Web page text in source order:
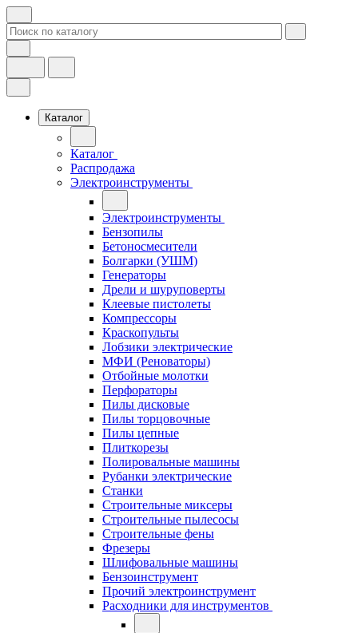
Каталог
Каталог
Распродажа
Электроинструменты
Электроинструменты
Бензопилы
Бетоносмесители
Болгарки (УШМ)
Генераторы
Дрели и шуруповерты
Клеевые пистолеты
Компрессоры
Краскопульты
Лобзики электрические
МФИ (Реноваторы)
Отбойные молотки
Перфораторы
Пилы дисковые
Пилы торцовочные
Пилы цепные
Плиткорезы
Полировальные машины
Рубанки электрические
Станки
Строительные миксеры
Строительные пылесосы
Строительные фены
Фрезеры
Шлифовальные машины
Бензоинструмент
Прочий электроинструмент
Расходники для инструментов